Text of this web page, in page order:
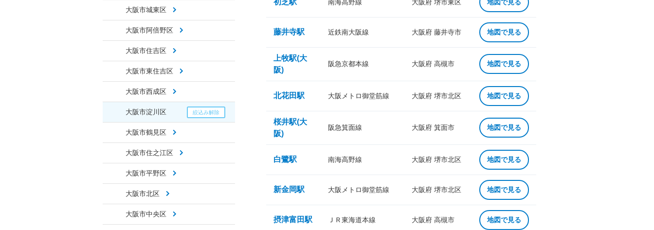
大阪市城東区
大阪市阿倍野区
大阪市住吉区
大阪市東住吉区
大阪市西成区
大阪市淀川区
大阪市鶴見区
大阪市住之江区
大阪市平野区
大阪市北区
大阪市中央区
初芝駅 南海高野線 大阪府 堺市東区 地図で見る
藤井寺駅 近鉄南大阪線 大阪府 藤井寺市 地図で見る
上牧駅(大
阪)
阪急京都本線 大阪府 高槻市 地図で見る
北花田駅 大阪メトロ御堂筋線 大阪府 堺市北区 地図で見る
桜井駅(大
阪)
阪急箕面線 大阪府 箕面市 地図で見る
白鷺駅 南海高野線 大阪府 堺市北区 地図で見る
新金岡駅 大阪メトロ御堂筋線 大阪府 堺市北区 地図で見る
摂津富田駅 ＪＲ東海道本線 大阪府 高槻市 地図で見る